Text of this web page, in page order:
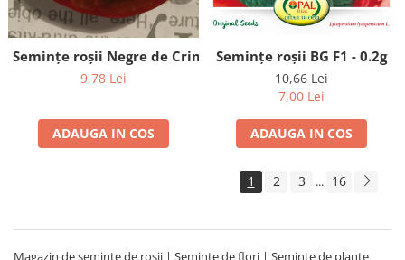
Semințe roșii Negre de Crimeea - 0,2g
9,78 Lei
ADAUGA IN COS
Semințe roșii BG F1 - 0.2g
10,66 Lei
7,00 Lei
ADAUGA IN COS
1 2 3 ... 16
Magazin de seminte de rosii | Seminte de flori | Seminte de plante